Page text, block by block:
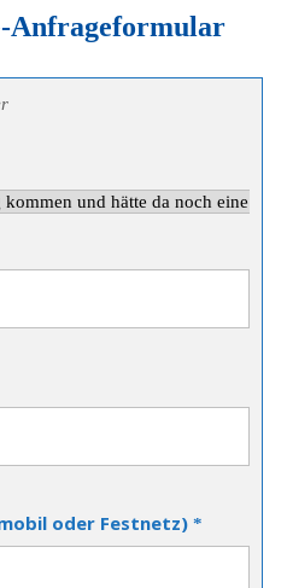
Anfrageformular
oder Festnetz) *